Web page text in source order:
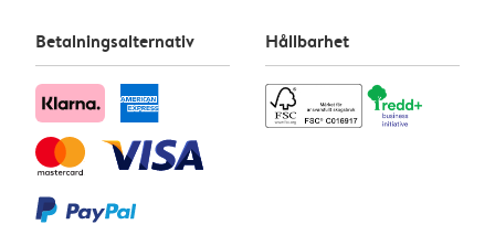
Betalningsalternativ Hållbarhet